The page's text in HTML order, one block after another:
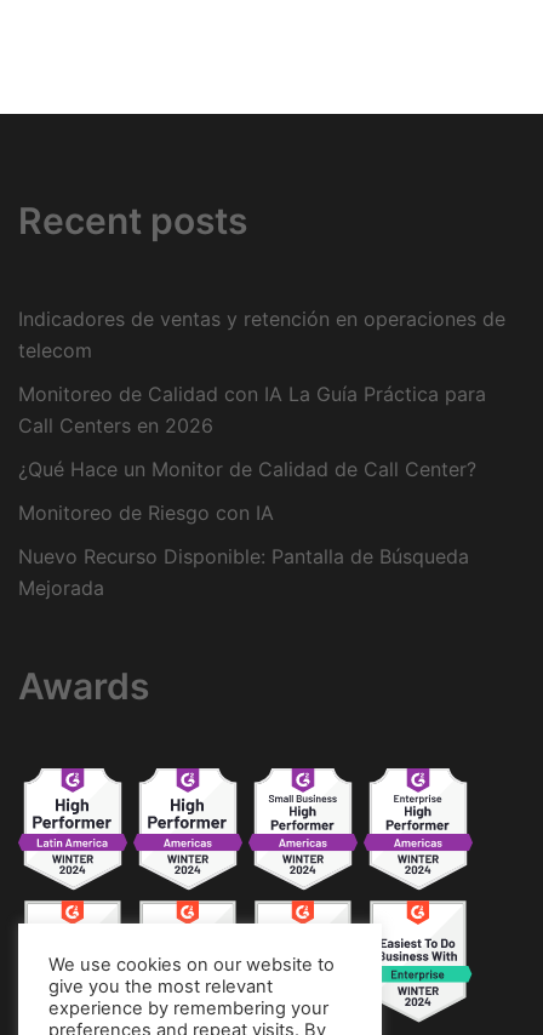
Recent posts
Indicadores de ventas y retención en operaciones de
telecom
Monitoreo de Calidad con IA La Guía Práctica para
Call Centers en 2026
¿Qué Hace un Monitor de Calidad de Call Center?
Monitoreo de Riesgo con IA
Nuevo Recurso Disponible: Pantalla de Búsqueda
Mejorada
Awards
We use cookies on our website to
give you the most relevant
experience by remembering your
preferences and repeat visits. By